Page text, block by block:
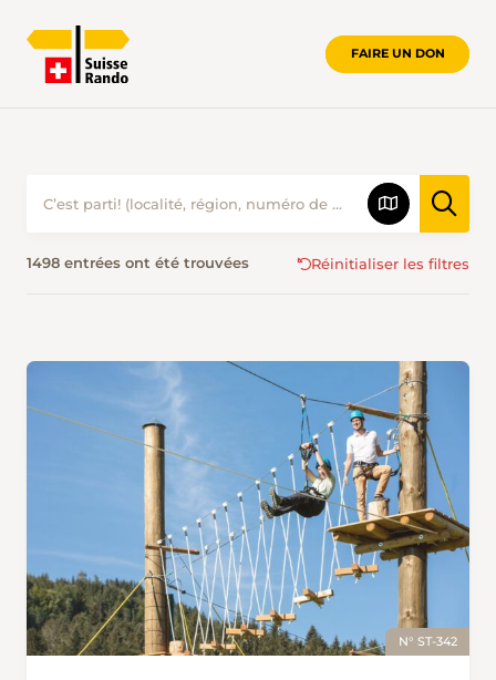
FAIRE UN DON
1498 entrées ont été trouvées Réinitialiser les filtres
N° ST-342